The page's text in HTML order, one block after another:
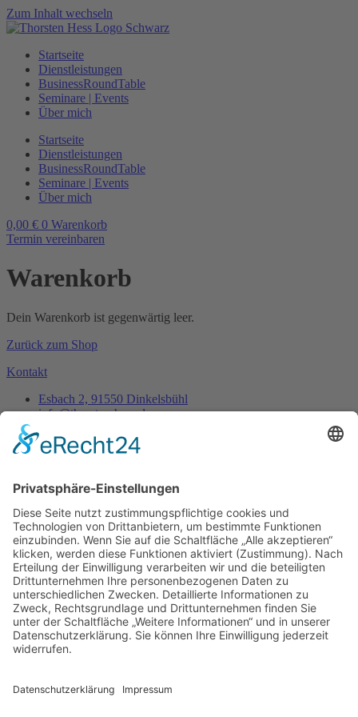
Zum Inhalt wechseln
Startseite
Dienstleistungen
BusinessRoundTable
Seminare | Events
Über mich
Startseite
Dienstleistungen
BusinessRoundTable
Seminare | Events
Über mich
0,00 € 0 Warenkorb
Termin vereinbaren
Warenkorb
Dein Warenkorb ist gegenwärtig leer.
Zurück zum Shop
Kontakt
Esbach 2, 91550 Dinkelsbühl
info@thorsten-hess.de
Unternehmen
Impressum
Datenschutz
Dienstleistungen
Kontakt
Es ist nie zu spät, sein eigener Phönix zu sein, aus der
Asche aufzusteigen um endlich wirklich zu leben.
- Thorsten Hess
Copyright © 2023 All rights reserved. Present by Thorsten Hess
Auf die Warteliste